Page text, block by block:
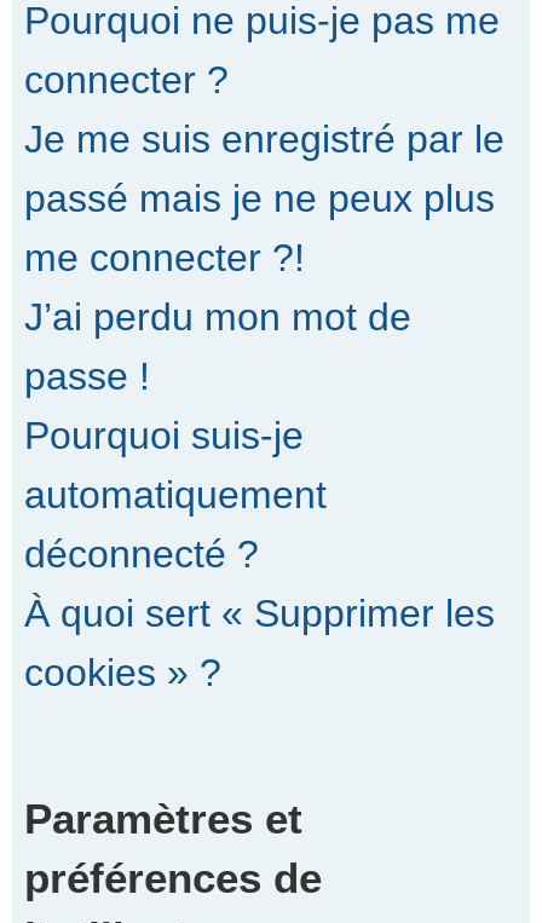
Pourquoi ne puis-je pas me
connecter ?
Je me suis enregistré par le
passé mais je ne peux plus
me connecter ?!
J’ai perdu mon mot de
passe !
Pourquoi suis-je
automatiquement
déconnecté ?
À quoi sert « Supprimer les
cookies » ?
Paramètres et
préférences de